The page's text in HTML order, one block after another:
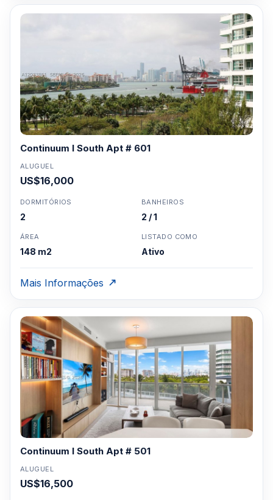
Continuum I South Apt # 601
ALUGUEL
US$16,000
DORMITÓRIOS
2
BANHEIROS
2 / 1
ÁREA
148 m2
LISTADO COMO
Ativo
Mais Informações
Continuum I South Apt # 501
ALUGUEL
US$16,500